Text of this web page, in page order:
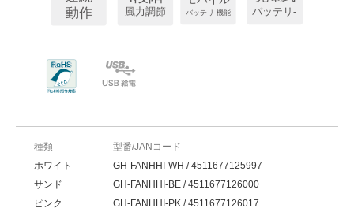
種類
型番/JANコード
ホワイト
GH-FANHHI-WH / 4511677125997
サンド
GH-FANHHI-BE / 4511677126000
ピンク
GH-FANHHI-PK / 4511677126017